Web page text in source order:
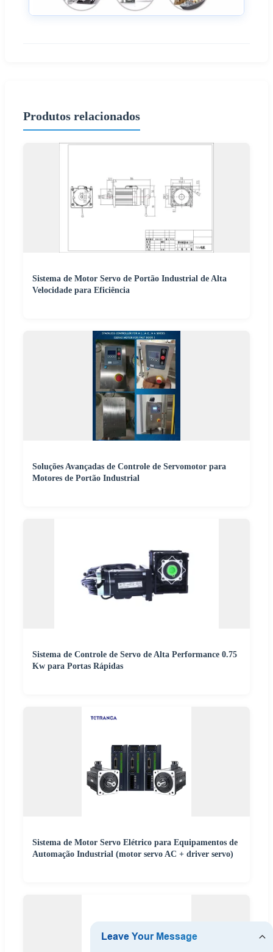
Produtos relacionados
Sistema de Motor Servo de Portão Industrial de Alta
Velocidade para Eficiência
Soluções Avançadas de Controle de Servomotor para
Motores de Portão Industrial
Sistema de Controle de Servo de Alta Performance 0.75
Kw para Portas Rápidas
Sistema de Motor Servo Elétrico para Equipamentos de
Automação Industrial (motor servo AC + driver servo)